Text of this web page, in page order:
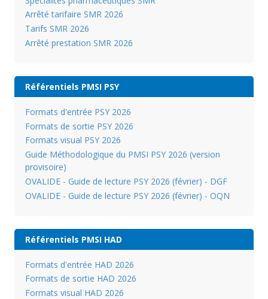
Arrêté tarifaire SMR 2026
Tarifs SMR 2026
Arrêté prestation SMR 2026
Référentiels PMSI PSY
Formats d'entrée PSY 2026
Formats de sortie PSY 2026
Formats visual PSY 2026
Guide Méthodologique du PMSI PSY 2026 (version
provisoire)
OVALIDE - Guide de lecture PSY 2026 (février) - DGF
OVALIDE - Guide de lecture PSY 2026 (février) - OQN
Référentiels PMSI HAD
Formats d'entrée HAD 2026
Formats de sortie HAD 2026
Formats visual HAD 2026